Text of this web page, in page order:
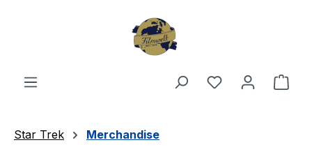
Du hast 0
Star Trek Merchandise